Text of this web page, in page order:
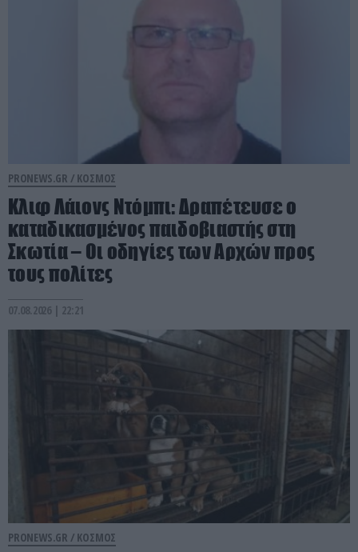
PRONEWS.GR / ΚΟΣΜΟΣ
Κλιφ Λάιονς Ντόμπι: Δραπέτευσε ο
καταδικασμένος παιδοβιαστής στη
Σκωτία – Οι οδηγίες των Αρχών προς
τους πολίτες
07.08.2026 | 22:21
PRONEWS.GR / ΚΟΣΜΟΣ